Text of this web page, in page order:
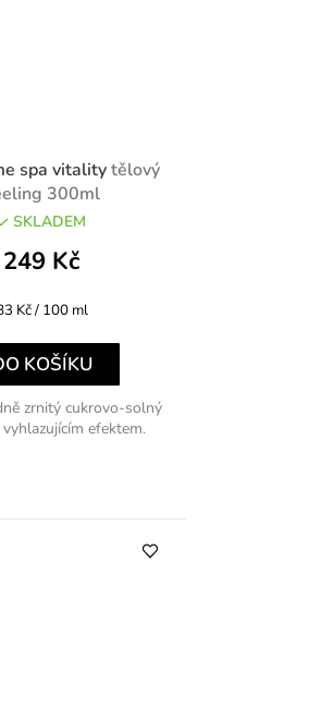
spa vitalitytělový
300ml
SKLADEM
249 Kč
Kč / 100 ml
KOŠÍKU
zrnitý cukrovo-solný
efektem.